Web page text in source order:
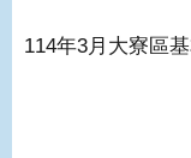
114年3月大寮區